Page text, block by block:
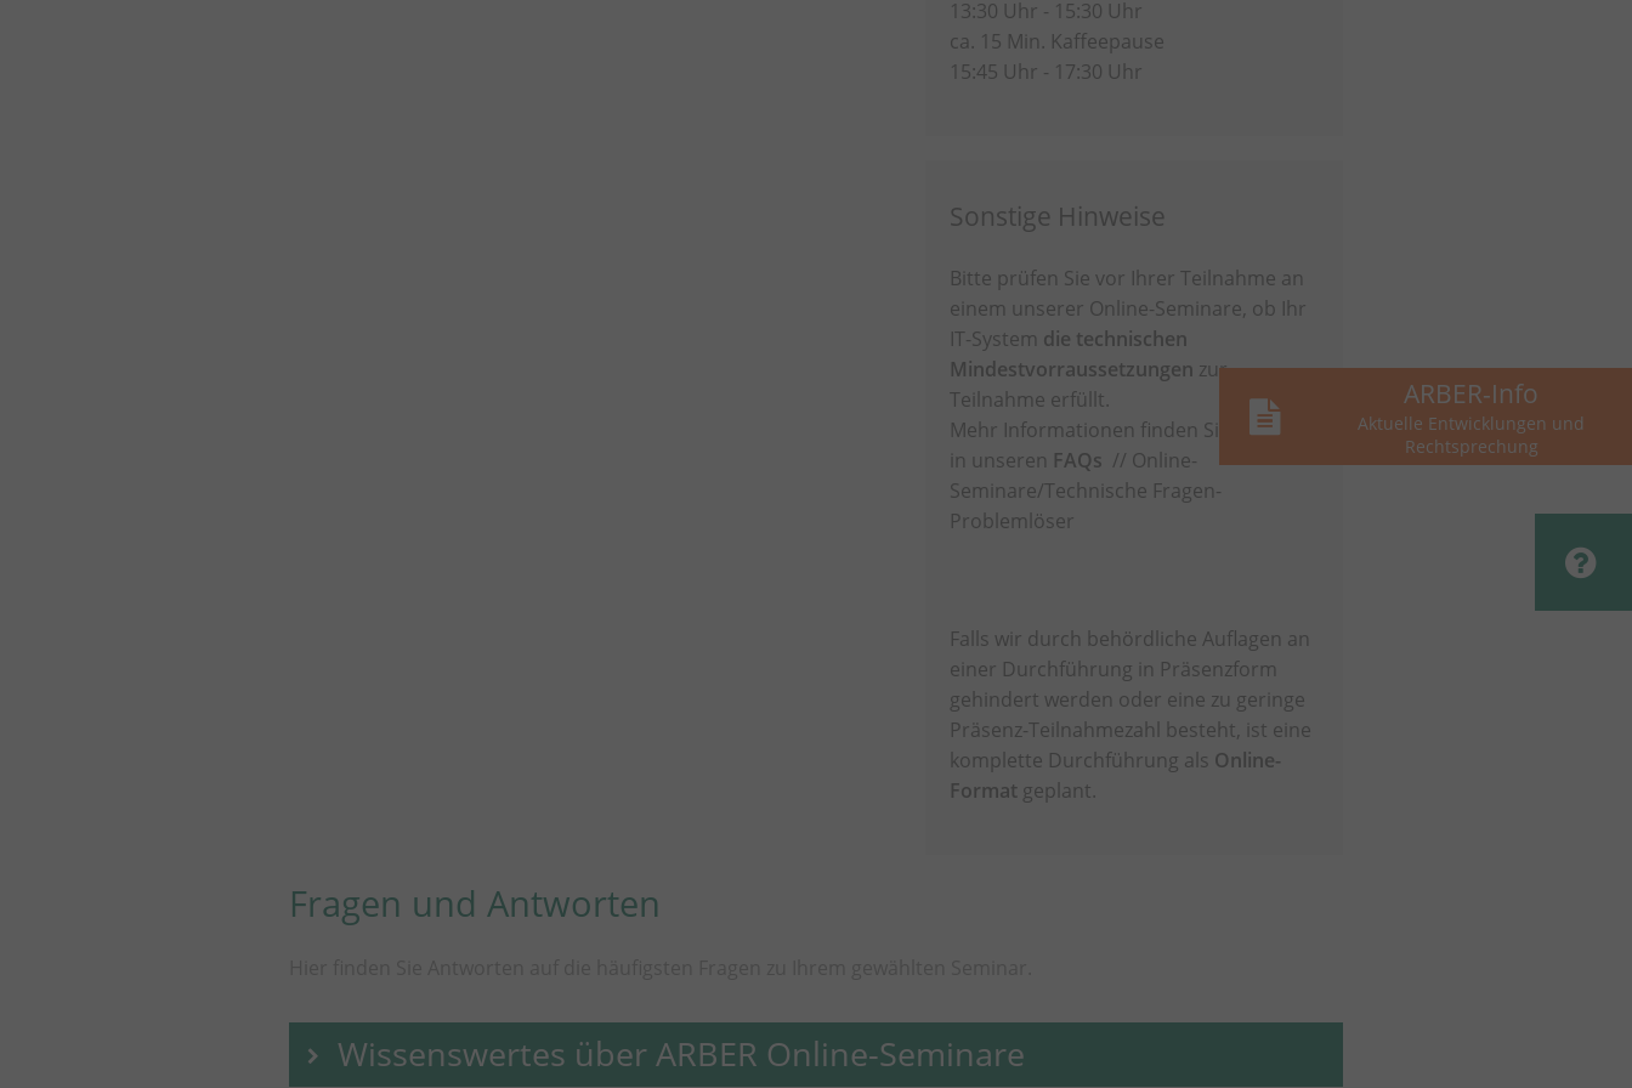
13:30 Uhr - 15:30 Uhr
ca. 15 Min. Kaffeepause
15:45 Uhr - 17:30 Uhr
Sonstige Hinweise
Bitte prüfen Sie vor Ihrer Teilnahme an
einem unserer Online-Seminare, ob Ihr
IT-System die technischen
Mindestvorraussetzungen zur
Teilnahme erfüllt.
Mehr Informationen finden Sie auch
in unseren FAQs // Online-
Seminare/Technische Fragen-
Problemlöser
Falls wir durch behördliche Auflagen an
einer Durchführung in Präsenzform
gehindert werden oder eine zu geringe
Präsenz-Teilnahmezahl besteht, ist eine
komplette Durchführung als Online-
Format geplant.
Fragen und Antworten
Wissenswertes über ARBER Online-Seminare
ARBER-Info
Aktuelle Entwicklungen und
Rechtsprechung